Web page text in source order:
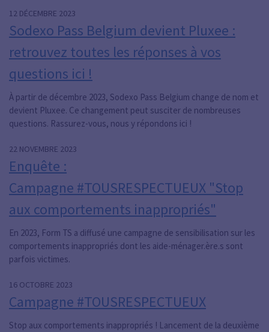
12 DÉCEMBRE 2023
Sodexo Pass Belgium devient Pluxee :
retrouvez toutes les réponses à vos
questions ici !
À partir de décembre 2023, Sodexo Pass Belgium change de nom et
devient Pluxee. Ce changement peut susciter de nombreuses
questions. Rassurez-vous, nous y répondons ici !
22 NOVEMBRE 2023
Enquête :
Campagne #TOUSRESPECTUEUX "Stop
aux comportements inappropriés"
En 2023, Form TS a diffusé une campagne de sensibilisation sur les
comportements inappropriés dont les aide-ménager.ère.s sont
parfois victimes.
16 OCTOBRE 2023
Campagne #TOUSRESPECTUEUX
Stop aux comportements inappropriés ! Lancement de la deuxième